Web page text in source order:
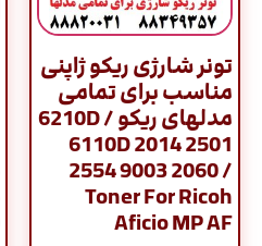
تونر شارژی ریکو ژاپنی
مناسب برای تمامی
مدلهای ریکو / 6210D
6110D 2014 2501
2554 9003 2060 /
Toner For Ricoh
Aficio MP AF